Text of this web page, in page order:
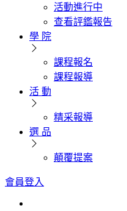
活動進行中
查看評鑑報告
學 院
課程報名
課程報導
活 動
精采報導
選 品
顛覆提案
會員登入